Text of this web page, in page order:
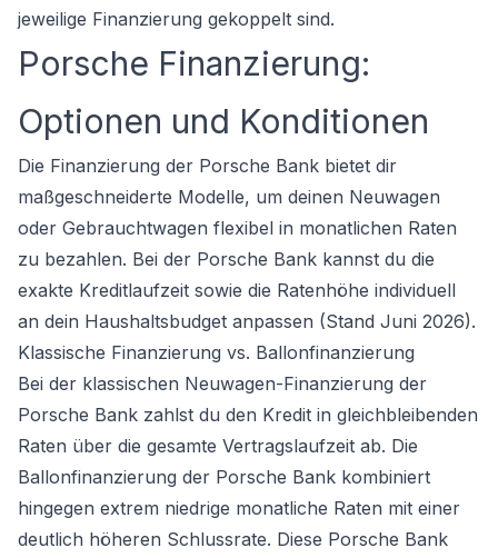
jeweilige Finanzierung gekoppelt sind.
Porsche Finanzierung:
Optionen und Konditionen
Die Finanzierung der Porsche Bank bietet dir
maßgeschneiderte Modelle, um deinen Neuwagen
oder Gebrauchtwagen flexibel in monatlichen Raten
zu bezahlen. Bei der Porsche Bank kannst du die
exakte Kreditlaufzeit sowie die Ratenhöhe individuell
an dein Haushaltsbudget anpassen (Stand Juni 2026).
Klassische Finanzierung vs. Ballonfinanzierung
Bei der klassischen Neuwagen-Finanzierung der
Porsche Bank zahlst du den Kredit in gleichbleibenden
Raten über die gesamte Vertragslaufzeit ab. Die
Ballonfinanzierung der Porsche Bank kombiniert
hingegen extrem niedrige monatliche Raten mit einer
deutlich höheren Schlussrate. Diese Porsche Bank